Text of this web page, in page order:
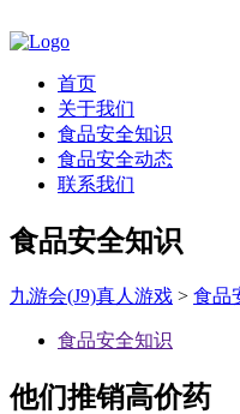
首页
关于我们
食品安全知识
食品安全动态
联系我们
食品安全知识
九游会(J9)真人游戏 > 食品
食品安全知识
他们推销高价药